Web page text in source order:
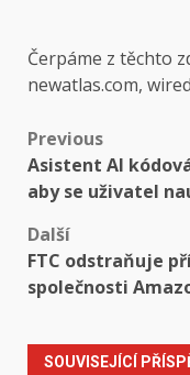
Čerpáme z těchto
newatlas.com,
Post
navigation
Previous
Asistent AI
aby se uživatel
Další
FTC odstraňuje
společnosti
SOUVISEJÍCÍ